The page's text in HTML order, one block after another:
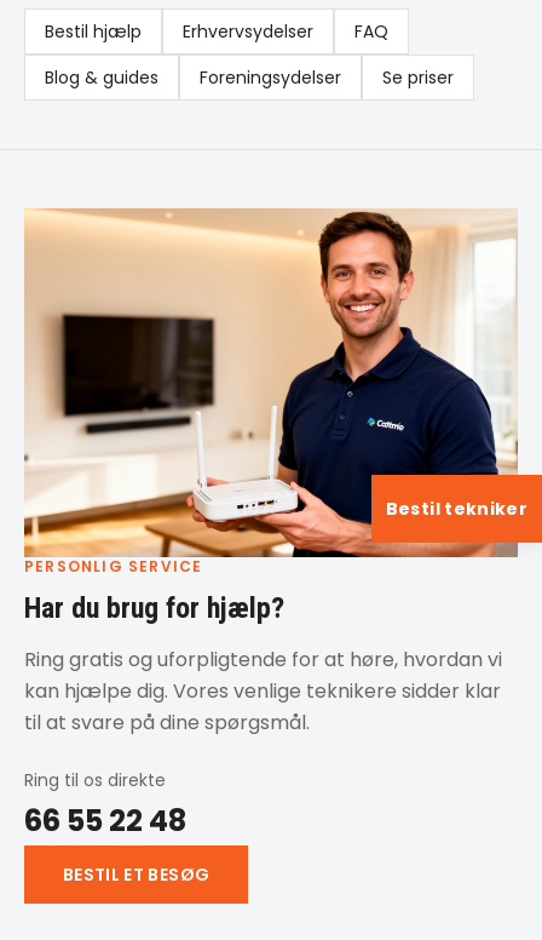
Bestil hjælp Erhvervsydelser
FAQ
Blog & guides
Foreningsydelser Se priser
PERSONLIG SERVICE
Har du brug for hjælp?
Ring gratis og uforpligtende for at høre, hvordan vi
kan hjælpe dig. Vores venlige teknikere sidder klar
til at svare på dine spørgsmål.
Ring til os direkte
66 55 22 48
BESTIL ET BESØG
Bestil tekniker